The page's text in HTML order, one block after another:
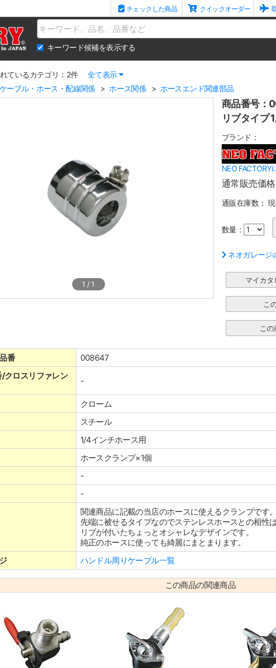
チェックした商品 クイックオーダー
Name
キーワード候補を表示する
ているカテゴリ：2件
全て表示
ケーブル・ホース・配線関係 ホース関係 ホースエンド関連部品
1 / 1
商品番号：
リブタイプ
ブランド：
NEO
通常販売価格
通販在庫数：
数量：
ネオガレージ
番
008647
クロスリファレン
-
クローム
スチール
1/4インチホース用
ホースクランプ×1個
-
-
関連商品に記載の当店のホースに使えるクランプです。
先端に被せるタイプなのでステンレスホースとの相性は
リブが付いたちょっとオシャレなデザインです。
純正のホースに使っても綺麗にまとまります。
ハンドル周りケーブル一覧
この商品の関連商品